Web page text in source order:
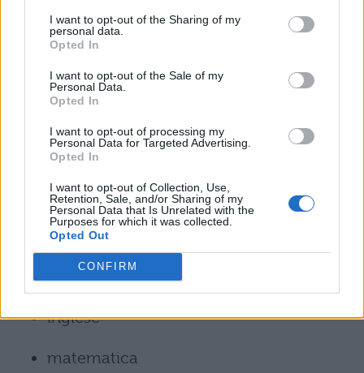
I want to opt-out of the Sharing of my
personal data.
Opted In
I want to opt-out of the Sale of my
Personal Data.
Opted In
I want to opt-out of processing my
Personal Data for Targeted Advertising.
Opted In
I want to opt-out of Collection, Use,
Retention, Sale, and/or Sharing of my
Personal Data that Is Unrelated with the
Purposes for which it was collected.
Opted Out
CONFIRM
sono:
Indirizzo Grafica Comunicazioni:
italiano
inglese
tecnologie dei processi di produzione
Indirizzo Tecnologie Cartarie:
italiano
inglese
matematica